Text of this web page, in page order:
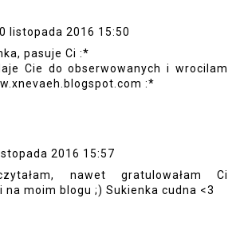
listopada 2016 15:50
pasuje Ci :*
Cie do obserwowanych i wrocilam
:*
2016 15:57
nawet gratulowałam Ci
na moim blogu ;) Sukienka cudna <3